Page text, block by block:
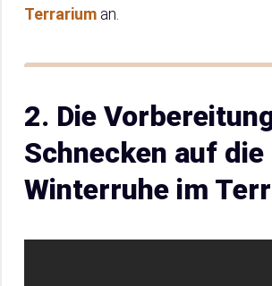
Terrarium an.
2. Die
Schnecken auf die
Winterruhe im